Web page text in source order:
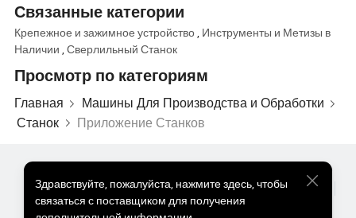
Связанные категории
Крепежное и зажимное устройство Инструменты и Метизы в
Наличии ,Сверлильный Станок
Просмотр по категориям
Главная
Машины Для Производства и Обработки
Станок
Приложение Станков
Здравствуйте, пожалуйста, нажмите здесь, чтобы
связаться с поставщиком для получения
Оптом Горячие Товары
Звездный покупатель
ПК Сайт
Информация